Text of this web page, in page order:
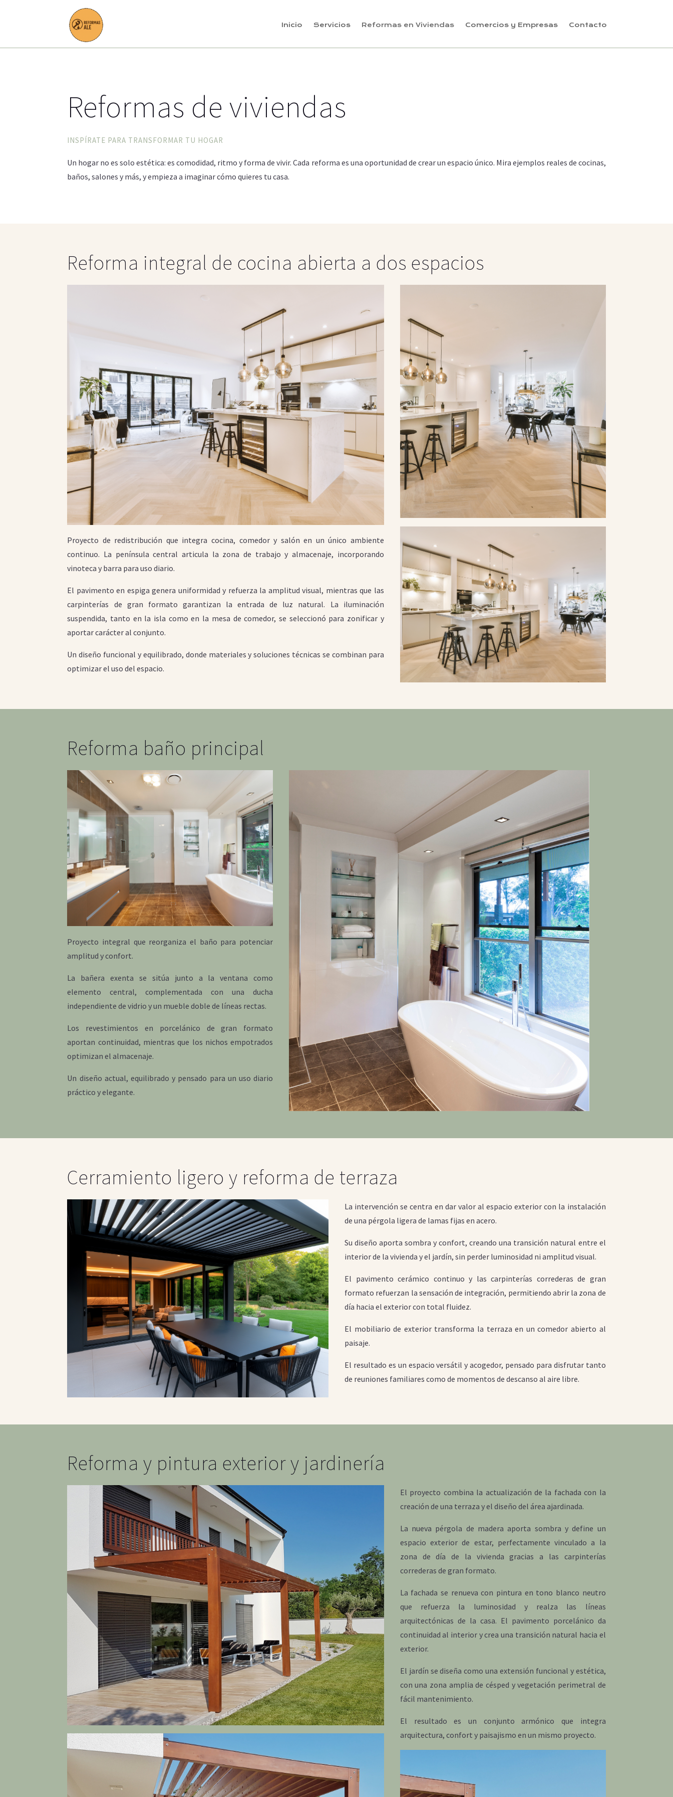
Inicio Servicios Reformas en Viviendas Comercios y Empresas Contacto
Reformas de viviendas
INSPÍRATE PARA TRANSFORMAR TU HOGAR
Un hogar no es solo estética: es comodidad, ritmo y forma de vivir. Cada reforma es una oportunidad de crear un espacio único. Mira ejemplos reales de cocinas,
baños, salones y más, y empieza a imaginar cómo quieres tu casa.
Reforma integral de cocina abierta a dos espacios
Proyecto de redistribución que integra cocina, comedor y salón en un único ambiente
continuo. La península central articula la zona de trabajo y almacenaje, incorporando
vinoteca y barra para uso diario.
El pavimento en espiga genera uniformidad y refuerza la amplitud visual, mientras que las
carpinterías de gran formato garantizan la entrada de luz natural. La iluminación
suspendida, tanto en la isla como en la mesa de comedor, se seleccionó para zonificar y
aportar carácter al conjunto.
Un diseño funcional y equilibrado, donde materiales y soluciones técnicas se combinan para
optimizar el uso del espacio.
Reforma baño principal
Proyecto integral que reorganiza el baño para potenciar
amplitud y confort.
La bañera exenta se sitúa junto a la ventana como
elemento central, complementada con una ducha
independiente de vidrio y un mueble doble de líneas rectas.
Los revestimientos en porcelánico de gran formato
aportan continuidad, mientras que los nichos empotrados
optimizan el almacenaje.
Un diseño actual, equilibrado y pensado para un uso diario
práctico y elegante.
Cerramiento ligero y reforma de terraza
La intervención se centra en dar valor al espacio exterior con la instalación
de una pérgola ligera de lamas fijas en acero.
Su diseño aporta sombra y confort, creando una transición natural entre el
interior de la vivienda y el jardín, sin perder luminosidad ni amplitud visual.
El pavimento cerámico continuo y las carpinterías correderas de gran
formato refuerzan la sensación de integración, permitiendo abrir la zona de
día hacia el exterior con total fluidez.
El mobiliario de exterior transforma la terraza en un comedor abierto al
paisaje.
El resultado es un espacio versátil y acogedor, pensado para disfrutar tanto
de reuniones familiares como de momentos de descanso al aire libre.
Reforma y pintura exterior y jardinería
El proyecto combina la actualización de la fachada con la
creación de una terraza y el diseño del área ajardinada.
La nueva pérgola de madera aporta sombra y define un
espacio exterior de estar, perfectamente vinculado a la
zona de día de la vivienda gracias a las carpinterías
correderas de gran formato.
La fachada se renueva con pintura en tono blanco neutro
que refuerza la luminosidad y realza las líneas
arquitectónicas de la casa. El pavimento porcelánico da
continuidad al interior y crea una transición natural hacia el
exterior.
El jardín se diseña como una extensión funcional y estética,
con una zona amplia de césped y vegetación perimetral de
fácil mantenimiento.
El resultado es un conjunto armónico que integra
arquitectura, confort y paisajismo en un mismo proyecto.